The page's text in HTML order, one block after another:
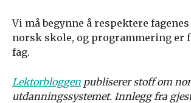
Vi må begynne å respektere
norsk skole, og programmering er
fag.
Lektorbloggen publiserer stoff om
utdanningssystemet. Innlegg fra